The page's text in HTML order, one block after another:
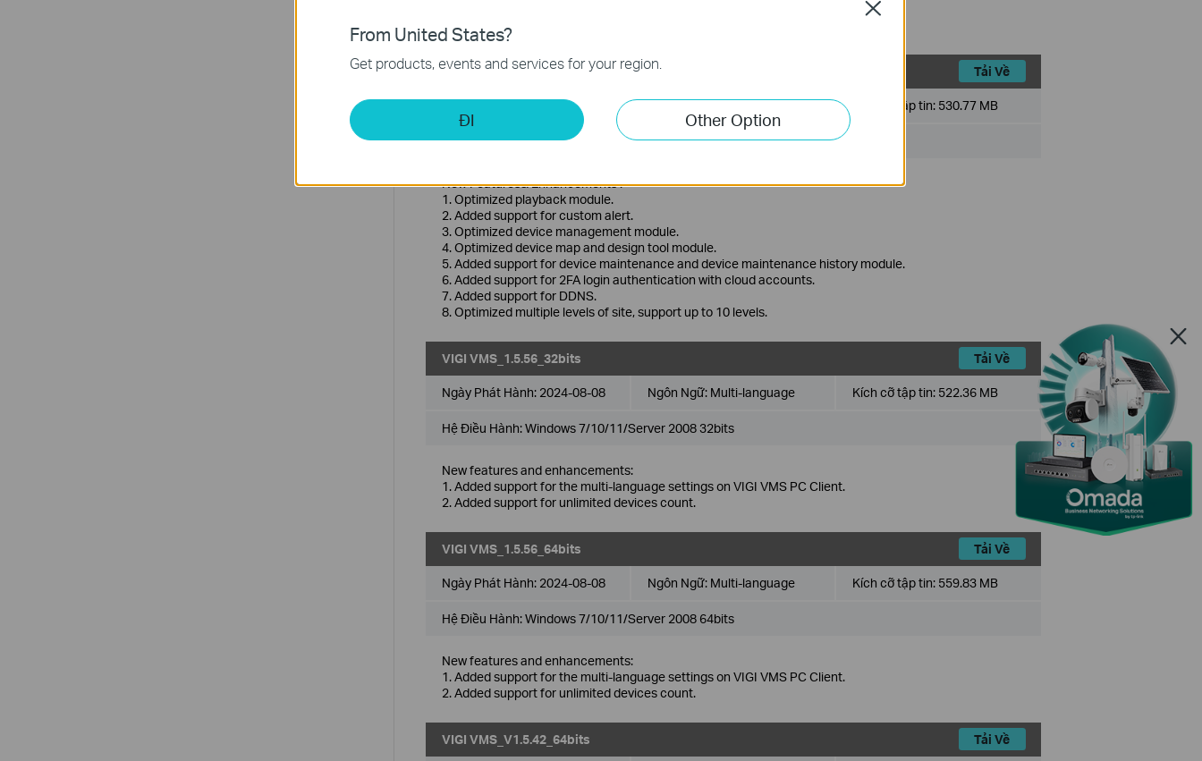
8. Optimized multiple levels of site, support up to 10 levels.
VIGI VMS_1.7.24_64bits Tải Về
2024-11-28 Ngôn Ngữ:Multi-language Kích cỡ tập tin: 530.77 MB
Hệ Điều Hành: Windows 7/10/11/Server 2008 64bits
New Features& Enhancements :
1. Optimized playback module.
2. Added support for custom alert.
3. Optimized device management module.
4. Optimized device map and design tool module.
5. Added support for device maintenance and device maintenance history module.
6. Added support for 2FA login authentication with cloud accounts.
7. Added support for DDNS.
8. Optimized multiple levels of site, support up to 10 levels.
VIGI VMS_1.5.56_32bits Tải Về
Ngày Phát Hành: 2024-08-08 Ngôn Ngữ: Multi-language Kích cỡ tập tin: 522.36 MB
Hệ Điều Hành: Windows 7/10/11/Server 2008 32bits
New features and enhancements:
1. Added support for the multi-language settings on VIGI VMS PC Client.
2. Added support for unlimited devices count.
VIGI VMS_1.5.56_64bits Tải Về
Ngày Phát Hành: 2024-08-08 Ngôn Ngữ: Multi-language Kích cỡ tập tin: 559.83 MB
Hệ Điều Hành: Windows 7/10/11/Server 2008 64bits
New features and enhancements:
1. Added support for the multi-language settings on VIGI VMS PC Client.
2. Added support for unlimited devices count.
VIGI VMS_V1.5.42_64bits Tải Về
From United States?
Get products, events and services for your region.
ĐI Other Option
Close